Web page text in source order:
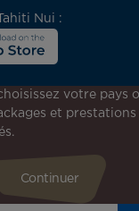
Nui :
spéciales et
!
votre pays
et prestations